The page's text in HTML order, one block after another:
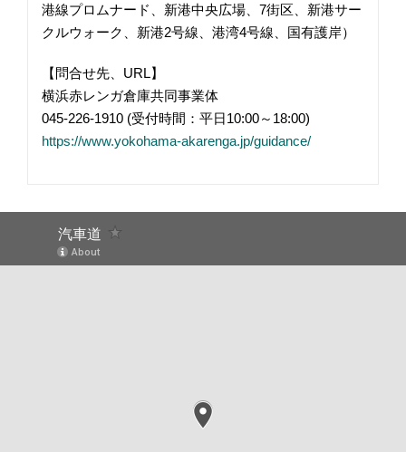
港線プロムナード、新港中央広場、7街区、新港サー
クルウォーク、新港2号線、港湾4号線、国有護岸）
【問合せ先、URL】
横浜赤レンガ倉庫共同事業体
045-226-1910 (受付時間：平日10:00～18:00)
https://www.yokohama-akarenga.jp/guidance/